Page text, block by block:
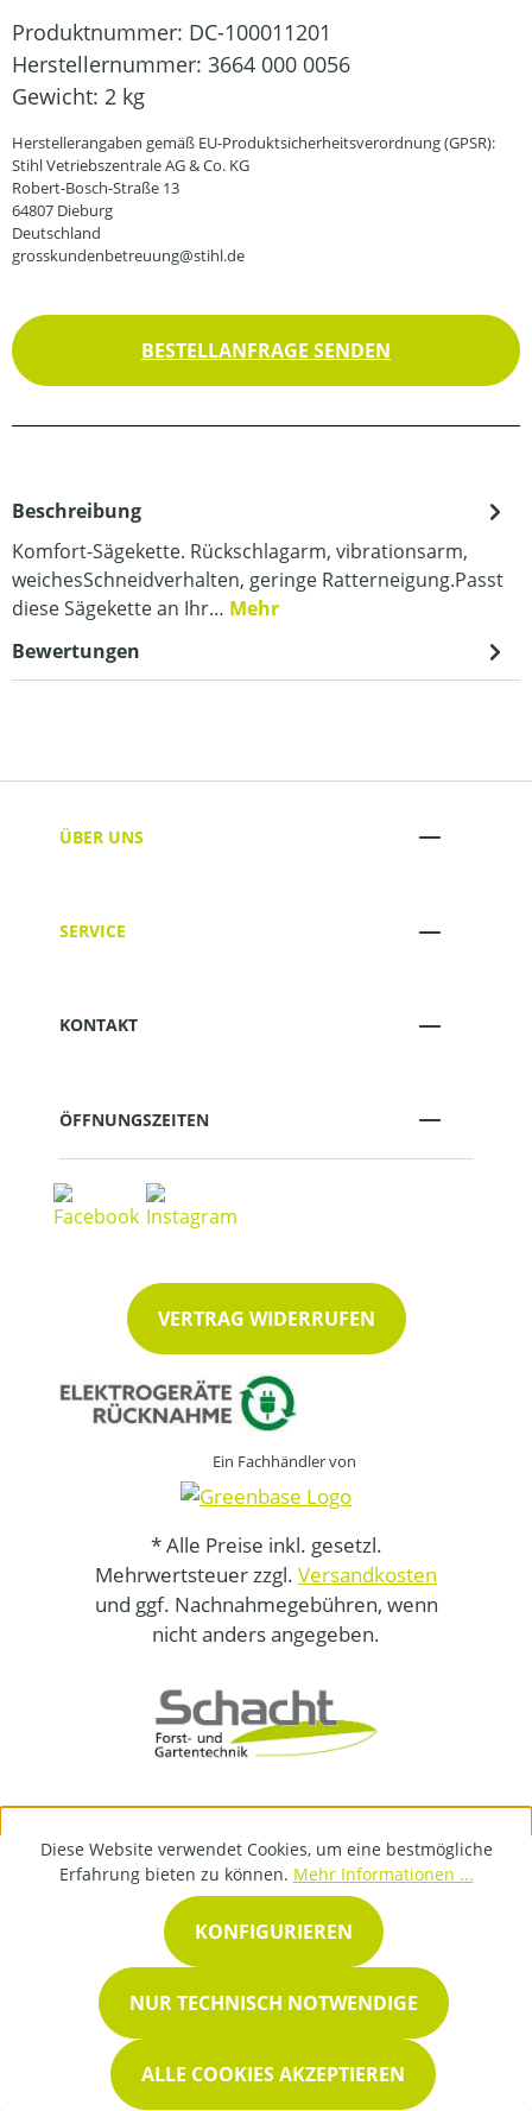
Produktnummer: DC-100011201
Herstellernummer: 3664 000 0056
Gewicht: 2 kg
Herstellerangaben gemäß EU-Produktsicherheitsverordnung (GPSR):
Stihl Vetriebszentrale AG & Co. KG
Robert-Bosch-Straße 13
64807 Dieburg
Deutschland
grosskundenbetreuung@stihl.de
BESTELLANFRAGE SENDEN
Beschreibung
Komfort-Sägekette. Rückschlagarm, vibrationsarm,
weichesSchneidverhalten, geringe Ratterneigung.Passt
diese Sägekette an Ihr… Mehr
Bewertungen
ÜBER UNS
SERVICE
KONTAKT
ÖFFNUNGSZEITEN
VERTRAG WIDERRUFEN
Ein Fachhändler von
* Alle Preise inkl. gesetzl.
Mehrwertsteuer zzgl. Versandkosten
und ggf. Nachnahmegebühren, wenn
nicht anders angegeben.
Diese Website verwendet Cookies, um eine bestmögliche
Erfahrung bieten zu können. Mehr Informationen ...
NUR TECHNISCH NOTWENDIGE
KONFIGURIEREN
ALLE COOKIES AKZEPTIEREN